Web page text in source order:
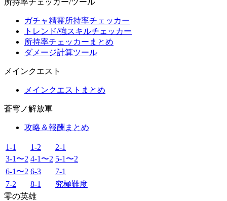
所持率チェッカー/ツール
ガチャ精霊所持率チェッカー
トレンド/強スキルチェッカー
所持率チェッカーまとめ
ダメージ計算ツール
メインクエスト
メインクエストまとめ
蒼穹ノ解放軍
攻略＆報酬まとめ
1-1 1-2
2-1
3-1〜2 4-1〜2 5-1〜2
6-1〜2 6-3
7-1
7-2
8-1
究極難度
零の英雄